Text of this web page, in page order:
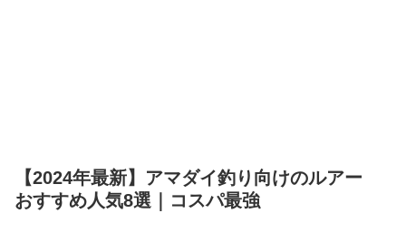
【2024年最新】アマダイ釣り向けのルアー
おすすめ人気8選｜コスパ最強